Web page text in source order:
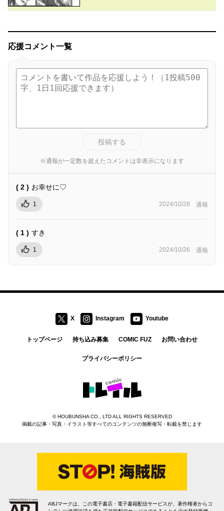
応援コメント一覧
投稿する
※通報が一定数を超えたコメントは非表示になります
( 2 ) お幸せに♡
1 2024/10/28 通報
( 1 ) すき
1 2024/10/26 通報
X Instagram Youtube
トップページ 持ち込み募集 COMIC FUZ お問い合わせ
プライバシーポリシー
コミックトレイル
©HOUBUNSHA CO., LTDALL RIGHTS RESERVED
掲載の記事・写真・イラスト等すべてのコンテンツの無断複写・転載を禁じます
ABJマークは、この電子書店・電子書籍配信サービスが、著作権者からコ